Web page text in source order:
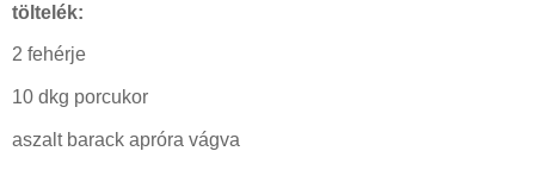
töltelék:
2 fehérje
10 dkg porcukor
aszalt barack apróra vágva